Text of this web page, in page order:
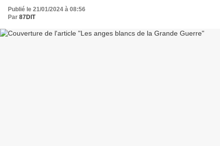
Publié le 21/01/2024 à 08:56
Par 87DIT